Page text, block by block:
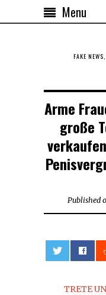
Menu
FAKE
Arme
große
Published
TRETE